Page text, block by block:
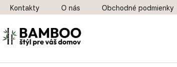
Prejsť na obsah
Kontakty O nás Obchodné podmienky